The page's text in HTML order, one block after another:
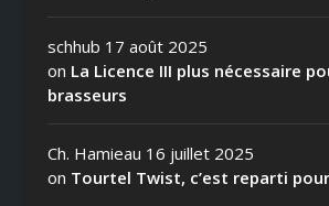
schhub 17 août 2025
on La Licence III plus nécessaire
brasseurs
Ch. Hamieau 16 juillet 2025
on Tourtel Twist, c’est reparti